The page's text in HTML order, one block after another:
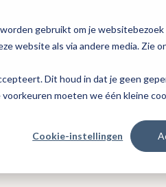
gebruikt om je
website als via andere media. Zie
Dit houd in dat je geen
moeten we één kleine
Cookie-instellingen